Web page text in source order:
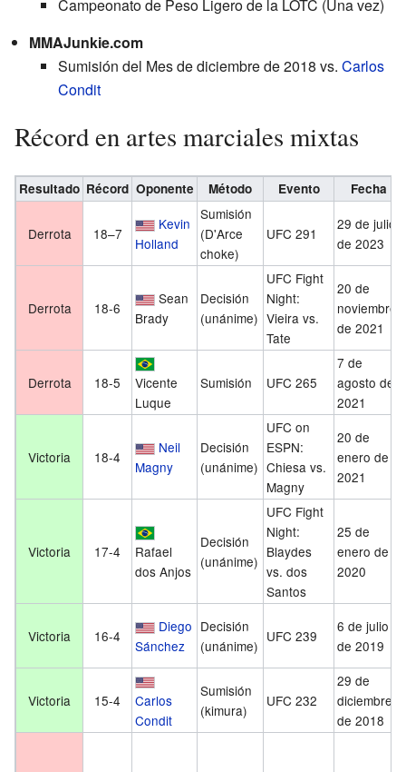
Campeonato de Peso Ligero de la LOTC (Una vez)
MMAJunkie.com
Sumisión del Mes de diciembre de 2018 vs. Carlos
Condit
Récord en artes marciales mixtas
Resultado Récord Oponente Método Evento Fecha
Derrota 18–7
Kevin
Holland
Sumisión
(D'Arce
choke)
UFC 291
29 de julio
de 2023
Derrota 18-6
Sean
Brady
Decisión
(unánime)
UFC Fight
Night:
Vieira vs.
Tate
20 de
noviembre
de 2021
Derrota 18-5
Vicente
Luque
Sumisión UFC 265
7 de
agosto de
2021
Victoria 18-4
Neil
Magny
Decisión
(unánime)
UFC on
ESPN:
Chiesa vs.
Magny
20 de
enero de
2021
Victoria 17-4
Rafael
dos Anjos
Decisión
(unánime)
UFC Fight
Night:
Blaydes
vs. dos
Santos
25 de
enero de
2020
Victoria 16-4
Diego
Sánchez
Decisión
(unánime)
UFC 239
6 de julio
de 2019
Victoria 15-4
Carlos
Condit
Sumisión
(kimura)
UFC 232
29 de
diciembre
de 2018